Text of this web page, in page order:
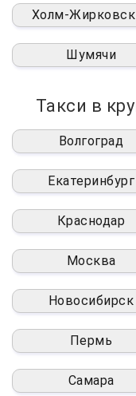
Холм-
Шумячи
Такси в
Волгоград
Екатеринбург
Краснодар
Москва
Новосибирск
Пермь
Самара